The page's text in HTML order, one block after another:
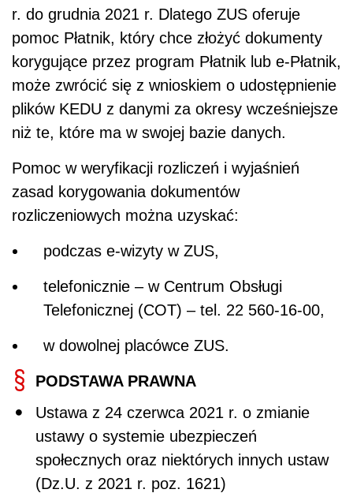
r. do grudnia 2021 r. Dlatego ZUS oferuje
pomoc Płatnik, który chce złożyć dokumenty
korygujące przez program Płatnik lub e-Płatnik,
może zwrócić się z wnioskiem o udostępnienie
plików KEDU z danymi za okresy wcześniejsze
niż te, które ma w swojej bazie danych.
Pomoc w weryfikacji rozliczeń i wyjaśnień
zasad korygowania dokumentów
rozliczeniowych można uzyskać:
podczas e-wizyty w ZUS,
telefonicznie – w Centrum Obsługi
Telefonicznej (COT) – tel. 22 560-16-00,
w dowolnej placówce ZUS.
PODSTAWA PRAWNA
Ustawa z 24 czerwca 2021 r. o zmianie
ustawy o systemie ubezpieczeń
społecznych oraz niektórych innych ustaw
(Dz.U. z 2021 r. poz. 1621)